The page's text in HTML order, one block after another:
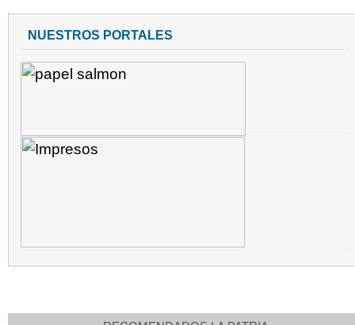
NUESTROS PORTALES